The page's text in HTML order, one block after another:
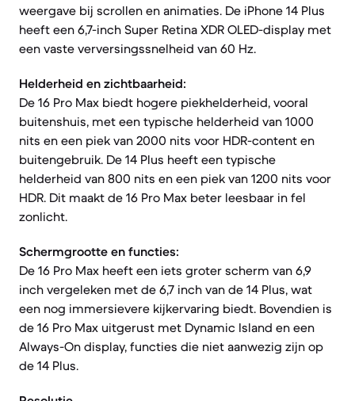
weergave bij scrollen en animaties. De iPhone 14 Plus
heeft een 6,7-inch Super Retina XDR OLED-display met
een vaste verversingssnelheid van 60 Hz.
Helderheid en zichtbaarheid:
De 16 Pro Max biedt hogere piekhelderheid, vooral
buitenshuis, met een typische helderheid van 1000
nits en een piek van 2000 nits voor HDR-content en
buitengebruik. De 14 Plus heeft een typische
helderheid van 800 nits en een piek van 1200 nits voor
HDR. Dit maakt de 16 Pro Max beter leesbaar in fel
zonlicht.
Schermgrootte en functies:
De 16 Pro Max heeft een iets groter scherm van 6,9
inch vergeleken met de 6,7 inch van de 14 Plus, wat
een nog immersievere kijkervaring biedt. Bovendien is
de 16 Pro Max uitgerust met Dynamic Island en een
Always-On display, functies die niet aanwezig zijn op
de 14 Plus.